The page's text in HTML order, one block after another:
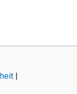
|